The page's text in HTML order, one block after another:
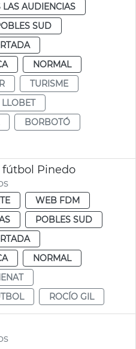
LAS AUDIENCIAS
SUD
NORMAL
TURISME
BORBOTÓ
Pinedo
WEB FDM
POBLES SUD
NORMAL
ROCÍO GIL